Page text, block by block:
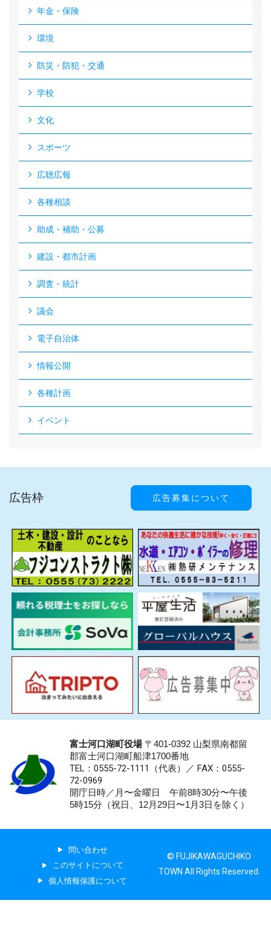
年金・保険
環境
防災・防犯・交通
学校
文化
スポーツ
広聴広報
各種相談
助成・補助・公募
建設・都市計画
調査・統計
議会
電子自治体
情報公開
各種計画
イベント
広告枠 広告募集について
富士河口湖町役場〒401-0392 山梨県南都留
郡富士河口湖町船津1700番地
TEL：0555-72-1111 （代表）／ FAX：0555-
72-0969
開庁日時／月〜金曜日 午前8時30分〜午後
5時15分（祝日、12月29日〜1月3日を除く）
問い合わせ
このサイトについて
個人情報保護について
© FUJIKAWAGUCHIKO
TOWN All Rights Reserved.